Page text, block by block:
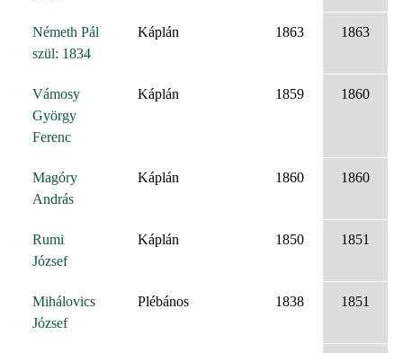
Németh Pál
szül: 1834
Káplán 1863 1863
Vámosy
György
Ferenc
Káplán 1859 1860
Magóry
András
Káplán 1860 1860
Rumi
József
Káplán 1850 1851
Mihálovics
József
Plébános 1838 1851